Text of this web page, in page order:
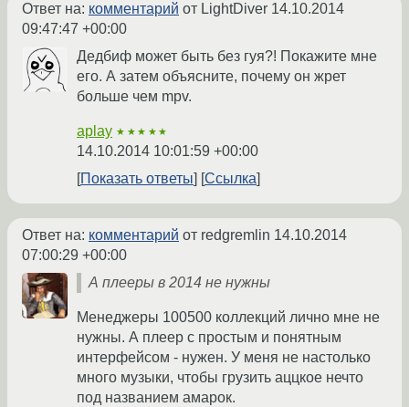
Ответ на: комментарий от LightDiver 14.10.2014
09:47:47 +00:00
Дедбиф может быть без гуя?! Покажите мне
его. А затем объясните, почему он жрет
больше чем mpv.
aplay ★★★★★
14.10.2014 10:01:59 +00:00
Показать ответы
Ссылка
Ответ на: комментарий от redgremlin 14.10.2014
07:00:29 +00:00
А плееры в 2014 не нужны
Менеджеры 100500 коллекций лично мне не
нужны. А плеер с простым и понятным
интерфейсом - нужен. У меня не настолько
много музыки, чтобы грузить аццкое нечто
под названием амарок.